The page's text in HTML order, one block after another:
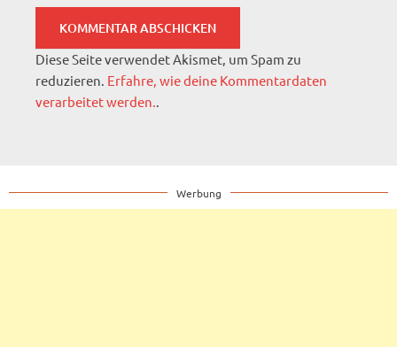
Diese Seite verwendet Akismet, um Spam zu
reduzieren. Erfahre, wie deine Kommentardaten
verarbeitet werden..
Werbung